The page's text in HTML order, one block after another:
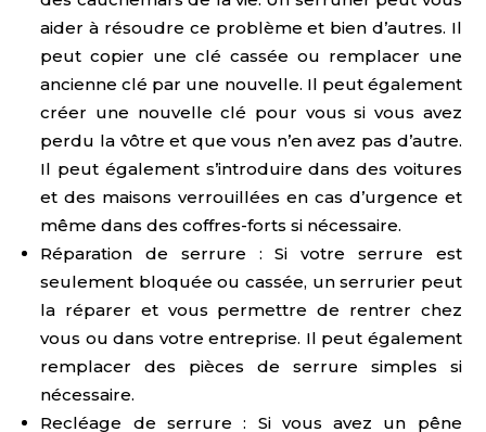
aider à résoudre ce problème et bien d’autres. Il
peut copier une clé cassée ou remplacer une
ancienne clé par une nouvelle. Il peut également
créer une nouvelle clé pour vous si vous avez
perdu la vôtre et que vous n’en avez pas d’autre.
Il peut également s’introduire dans des voitures
et des maisons verrouillées en cas d’urgence et
même dans des coffres-forts si nécessaire.
Réparation de serrure : Si votre serrure est
seulement bloquée ou cassée, un serrurier peut
la réparer et vous permettre de rentrer chez
vous ou dans votre entreprise. Il peut également
remplacer des pièces de serrure simples si
nécessaire.
Recléage de serrure : Si vous avez un pêne